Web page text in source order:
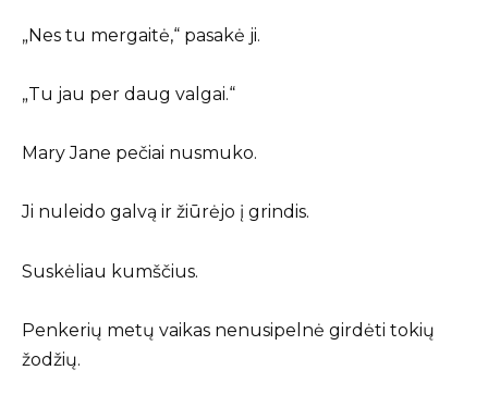
„Nes tu mergaitė,“ pasakė ji.
„Tu jau per daug valgai.“
Mary Jane pečiai nusmuko.
Ji nuleido galvą ir žiūrėjo į grindis.
Suskėliau kumščius.
Penkerių metų vaikas nenusipelnė girdėti tokių
žodžių.